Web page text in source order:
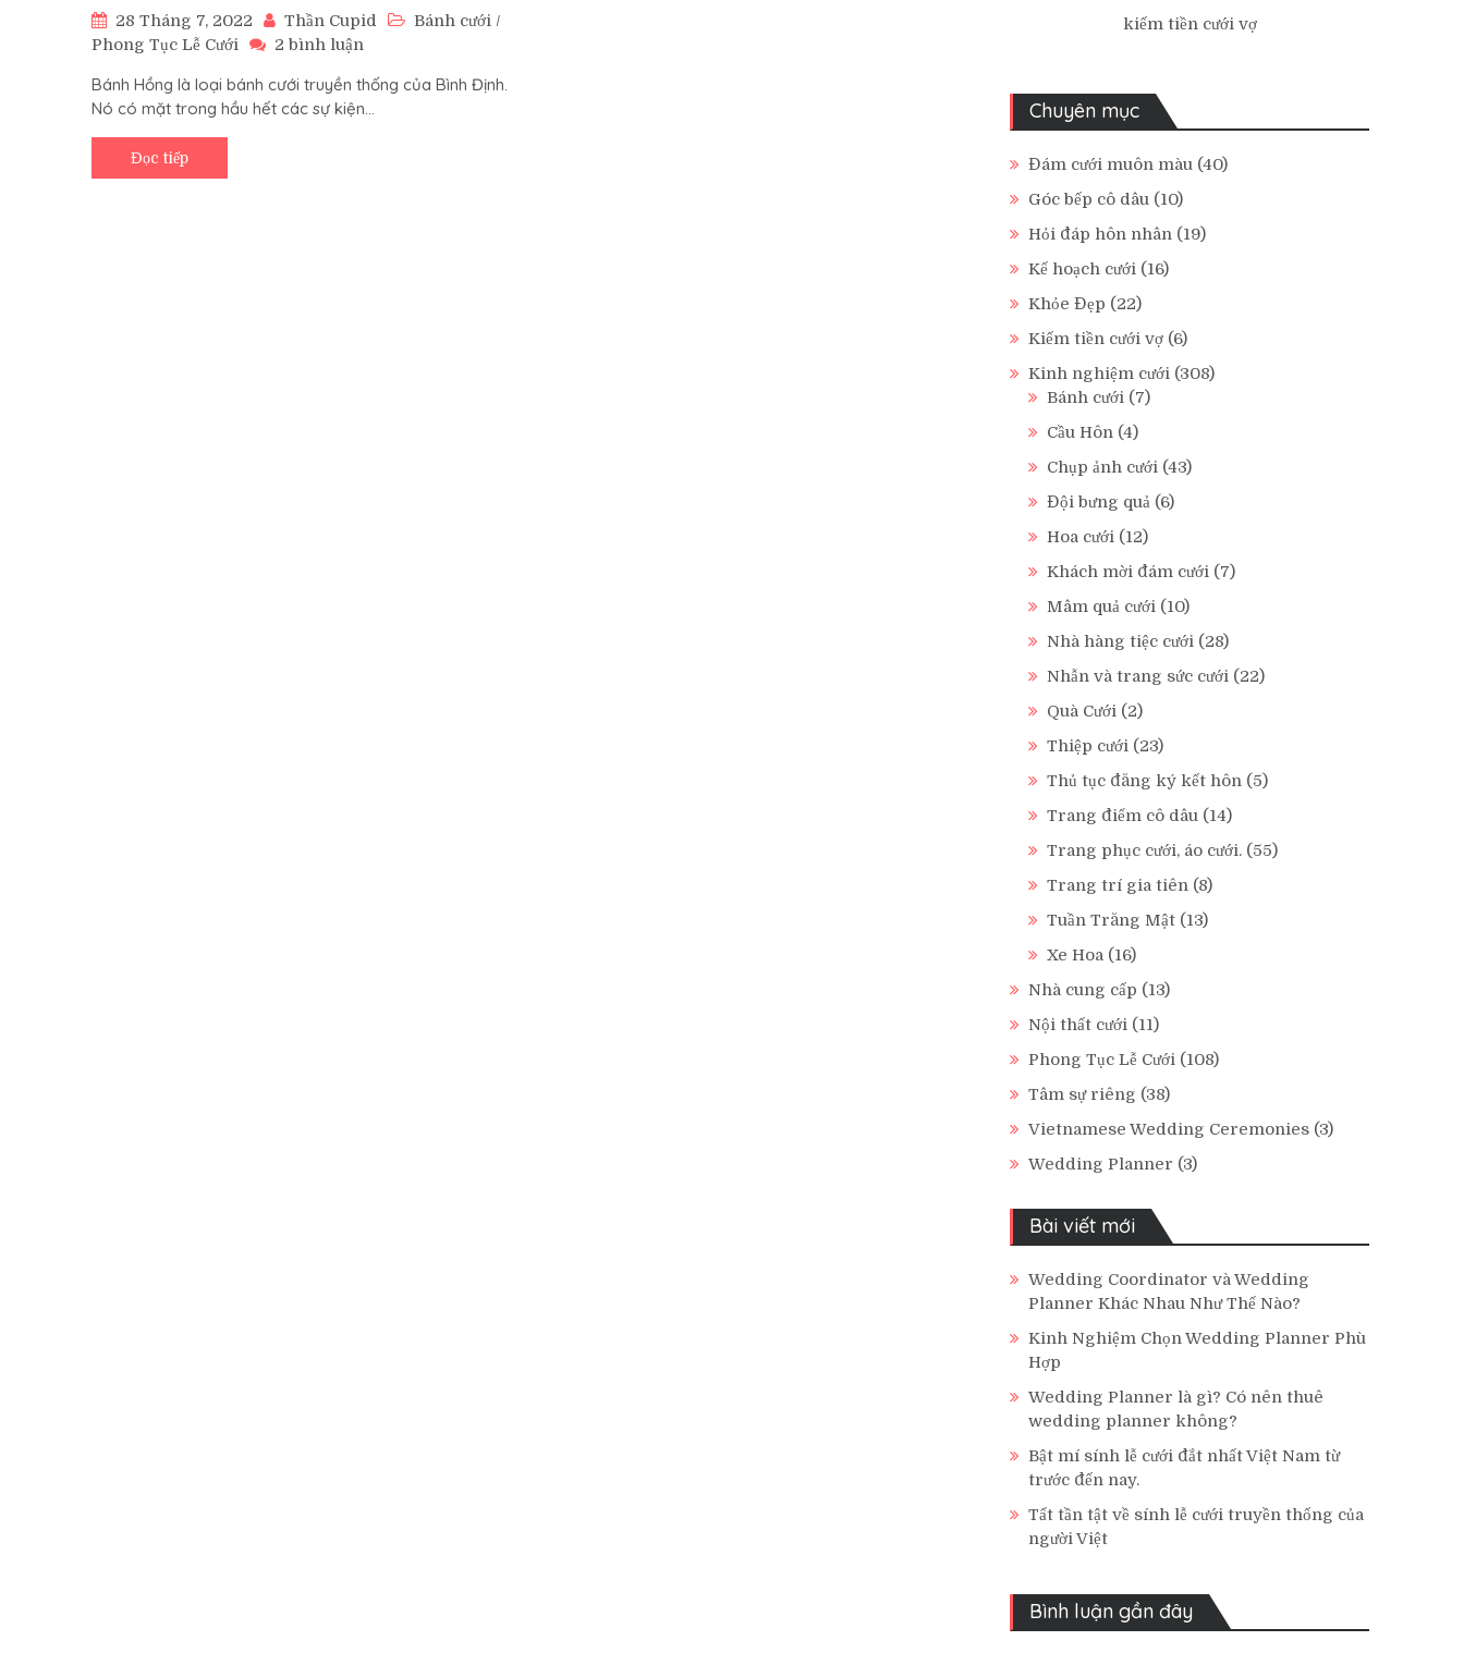
28 Tháng 7, 2022 Thần Cupid Bánh cưới /
Phong Tục Lễ Cưới
2 bình luận
hồng,
bánh
Bánh Hồng là loại bánh cưới truyền thống của Bình Định.
Nó có mặt trong hầu hết các sự kiện…
Đọc tiếp
kiếm tiền cưới vợ
Chuyên mục
Đám cưới muôn màu (40)
Góc bếp cô dâu (10)
Hỏi đáp hôn nhân (19)
Kế hoạch cưới (16)
Khỏe Đẹp (22)
Kiếm tiền cưới vợ (6)
Kinh nghiệm cưới (308)
Bánh cưới (7)
Cầu Hôn (4)
Chụp ảnh cưới (43)
Đội bưng quả (6)
Hoa cưới (12)
Khách mời đám cưới (7)
Mâm quả cưới (10)
Nhà hàng tiệc cưới (28)
Nhẫn và trang sức cưới (22)
Quà Cưới (2)
Thiệp cưới (23)
Thủ tục đăng ký kết hôn (5)
Trang điểm cô dâu (14)
Trang phục cưới, áo cưới. (55)
Trang trí gia tiên (8)
Tuần Trăng Mật (13)
Xe Hoa (16)
Nhà cung cấp (13)
Nội thất cưới (11)
Phong Tục Lễ Cưới (108)
Tâm sự riêng (38)
Vietnamese Wedding Ceremonies (3)
Wedding Planner (3)
Bài viết mới
Wedding Coordinator và Wedding
Planner Khác Nhau Như Thế Nào?
Kinh Nghiệm Chọn Wedding Planner Phù
Hợp
Wedding Planner là gì? Có nên thuê
wedding planner không?
Bật mí sính lễ cưới đắt nhất Việt Nam từ
trước đến nay.
Tất tần tật về sính lễ cưới truyền thống của
người Việt
Bình luận gần đây